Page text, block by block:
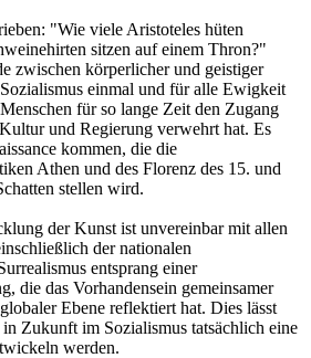
"Wie viele Aristoteles hüten
sitzen auf einem Thron?"
zwischen körperlicher und geistiger
einmal und für alle Ewigkeit
für so lange Zeit den Zugang
und Regierung verwehrt hat. Es
kommen, die die
Athen und des Florenz des 15. und
stellen wird.
der Kunst ist unvereinbar mit allen
der nationalen
entsprang einer
die das Vorhandensein gemeinsamer
Ebene reflektiert hat. Dies lässt
Zukunft im Sozialismus tatsächlich eine
werden.